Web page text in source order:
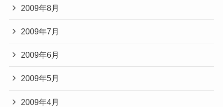
2009年8月
2009年7月
2009年6月
2009年5月
2009年4月